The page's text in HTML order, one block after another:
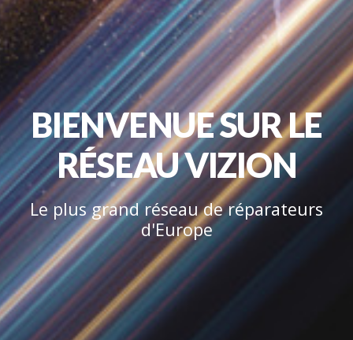
BIENVENUE SUR LE
RÉSEAU VIZION
Le plus grand réseau de réparateurs
d'Europe